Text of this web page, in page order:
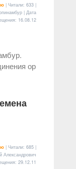
| Читали: 633 |
| Дата
16.08.12
ор
| Читали: 685 |
Александрович
29.12.11